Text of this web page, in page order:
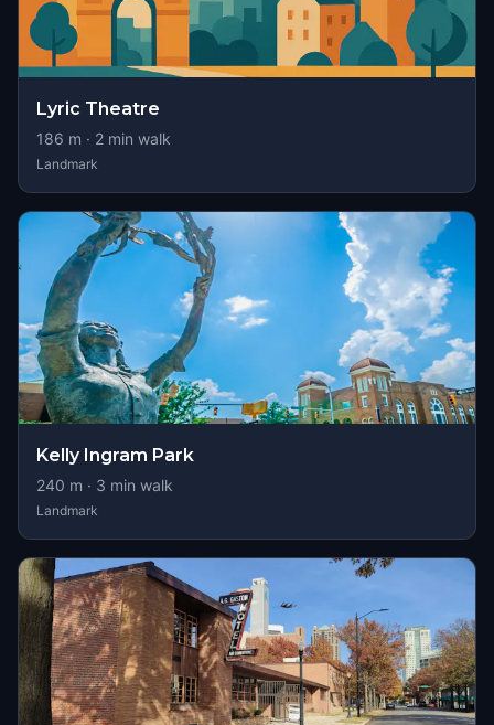
Lyric Theatre
186 m · 2 min walk
Landmark
Kelly Ingram Park
240 m · 3 min walk
Landmark